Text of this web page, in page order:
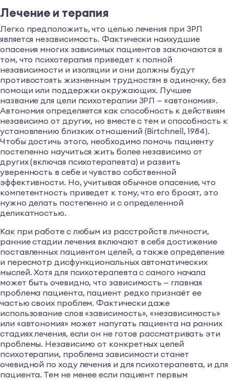
Лечение и терапия
Легко предположить, что целью лечения при ЗРЛ
является независимость. Фактически наихудшие
опасения многих зависимых пациентов заключаются в
том, что психотерапия приведет к полной
независимости и изоляции и они должны будут
противостоять жизненным трудностям в одиночку, без
помощи или поддержки окружающих. Лучшее
название для цели психотерапии ЗРЛ — «автономия».
Автономия определяется как способность к действиям
независимо от других, но вместе с тем и способность к
установлению близких отношений (Birtchnell, 1984).
Чтобы достичь этого, необходимо помочь пациенту
постепенно научиться жить более независимо от
других (включая психотерапевта) и развить
уверенность в себе и чувство собственной
эффективности. Но, учитывая обычное опасение, что
компетентность приведет к тому, что его бросят, это
нужно делать постепенно и с определенной
деликатностью.
Как при работе с любым из расстройств личности,
ранние стадии лечения включают в себя достижение
поставленных пациентом целей, а также определение
и пересмотр дисфункциональных автоматических
мыслей. Хотя для психотерапевта с самого начала
может быть очевидно, что зависимость — главная
проблема пациента, пациент редко признаёт ее
частью своих проблем. Фактически даже
использование слов «зависимость», «независимость»
или «автономия» может напугать пациента на ранних
стадиях лечения, если он не готов рассматривать эти
проблемы. Независимо от конкретных целей
психотерапии, проблема зависимости станет
очевидной по ходу лечения и для психотерапевта, и для
пациента. Тем не менее если пациент первым